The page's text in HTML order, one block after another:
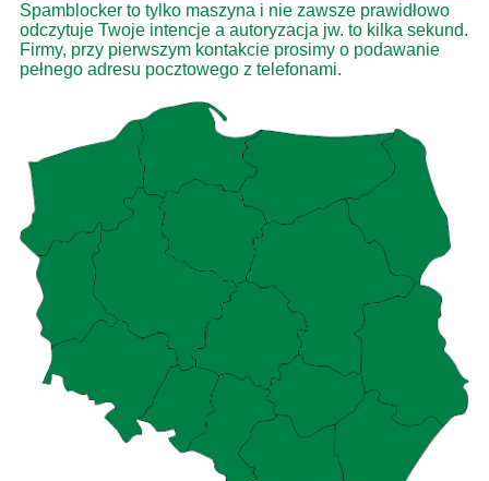
Spamblocker to tylko maszyna i nie zawsze prawidłowo
odczytuje Twoje intencje a autoryzacja jw. to kilka sekund.
Firmy, przy pierwszym kontakcie prosimy o podawanie
pełnego adresu pocztowego z telefonami.